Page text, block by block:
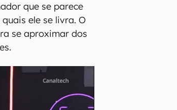
que se parece
ele se livra. O
se aproximar dos